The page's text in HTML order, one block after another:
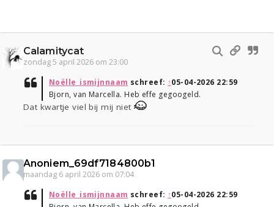
Calamitycat
zondag 5 april 2026 om 23:00
Noëlle_ismijnnaam schreef: ↑05-04-2026 22:59
Bjorn, van Marcella. Heb effe gegoogeld.
Dat kwartje viel bij mij niet
Anoniem_69df7184800b1
maandag 6 april 2026 om 07:04
Noëlle_ismijnnaam schreef: ↑05-04-2026 22:59